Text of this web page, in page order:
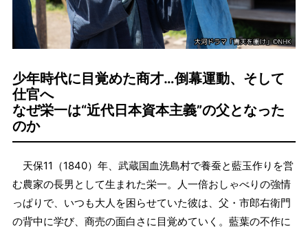
少年時代に目覚めた商才…倒幕運動、そして
仕官へ
なぜ栄一は“近代日本資本主義”の父となった
のか
天保11（1840）年、武蔵国血洗島村で養蚕と藍玉作りを営
む農家の長男として生まれた栄一。人一倍おしゃべりの強情
っぱりで、いつも大人を困らせていた彼は、父・市郎右衛門
の背中に学び、商売の面白さに目覚めていく。藍葉の不作に